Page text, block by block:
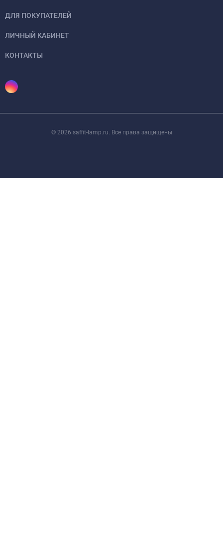
ДЛЯ ПОКУПАТЕЛЕЙ
ЛИЧНЫЙ КАБИНЕТ
КОНТАКТЫ
© 2026 saffit-lamp.ru. Все права защищены